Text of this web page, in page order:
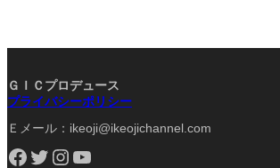
ＧＩＣプロデュース
プライバシーポリシー
Ｅメール：ikeoji@ikeojichannel.com
Facebook Twitter Instagram YouTube